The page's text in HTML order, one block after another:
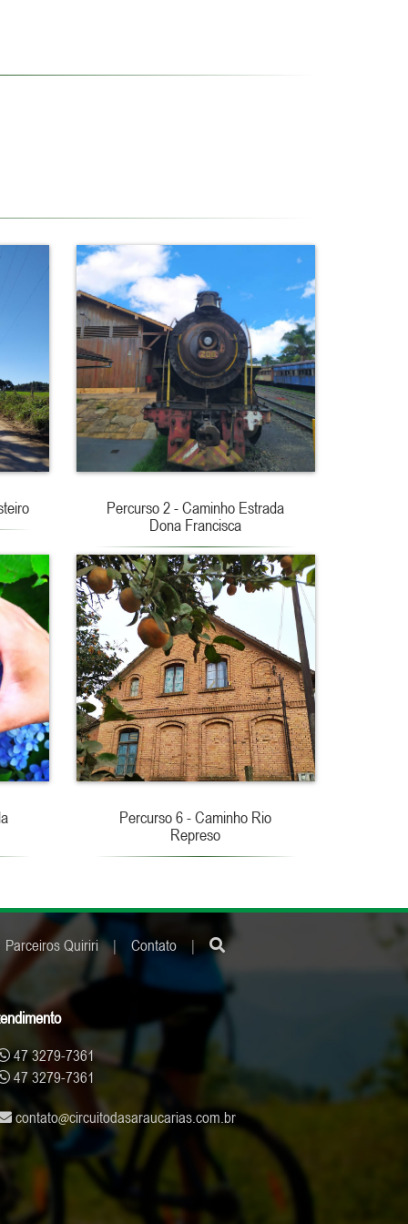
Percurso 2 - Caminho Estrada
Dona Francisca
Percurso 6 - Caminho Rio
Represo
Parceiros Quiriri | Contato |
47 3279-7361
47 3279-7361
contato circuitodasaraucarias.com.br